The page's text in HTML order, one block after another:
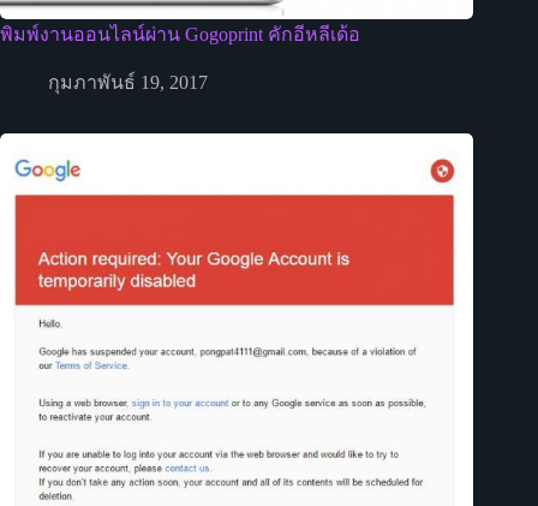
พิมพ์งานออนไลน์ผ่าน Gogoprint คักอีหลีเด้อ
กุมภาพันธ์ 19, 2017